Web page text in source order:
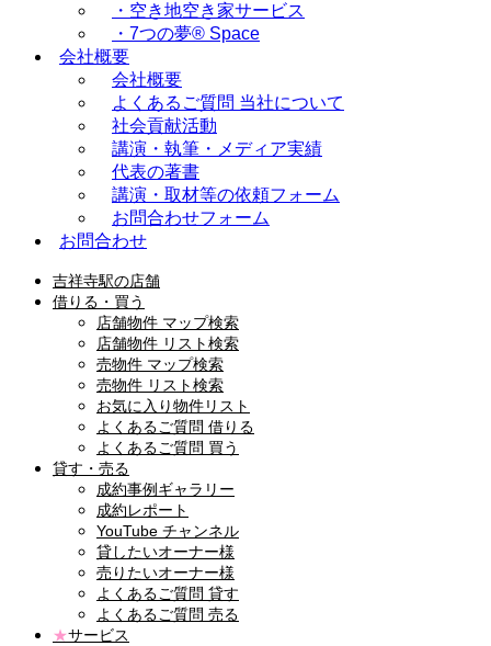
・空き地空き家サービス
・7つの夢® Space
会社概要
会社概要
よくあるご質問 当社について
社会貢献活動
講演・執筆・メディア実績
代表の著書
講演・取材等の依頼フォーム
お問合わせフォーム
お問合わせ
吉祥寺駅の店舗
借りる・買う
店舗物件 マップ検索
店舗物件 リスト検索
売物件 マップ検索
売物件 リスト検索
お気に入り物件リスト
よくあるご質問 借りる
よくあるご質問 買う
貸す・売る
成約事例ギャラリー
成約レポート
YouTube チャンネル
貸したいオーナー様
売りたいオーナー様
よくあるご質問 貸す
よくあるご質問 売る
★サービス